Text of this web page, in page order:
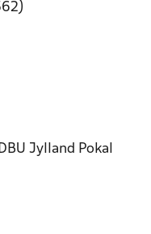
Jylland Pokal